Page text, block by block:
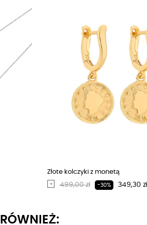
Złote kolczyki z monetą
Regularna cena
499,00 zł -30% Cena
349,30 zł